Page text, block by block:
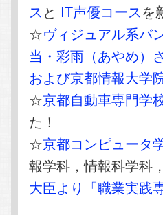
スと IT声優コースを
☆ヴィジュアル系バ
当・彩雨（あやめ）
および京都情報大学
☆京都自動車専門学
た！
☆京都コンピュータ
報学科，情報科学科
大臣より「職業実践